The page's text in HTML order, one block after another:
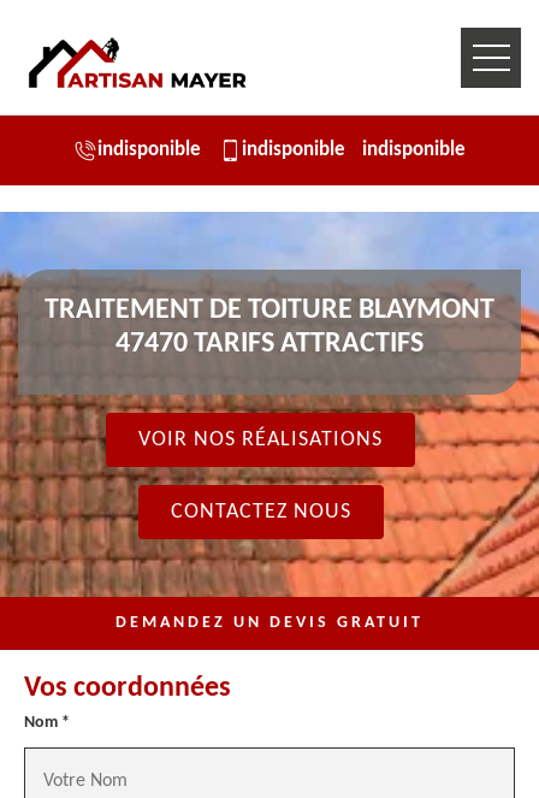
indisponible indisponible indisponible
TRAITEMENT DE TOITURE BLAYMONT
47470 TARIFS ATTRACTIFS
VOIR NOS RÉALISATIONS
CONTACTEZ NOUS
DEMANDEZ UN DEVIS GRATUIT
Vos coordonnées
Nom *